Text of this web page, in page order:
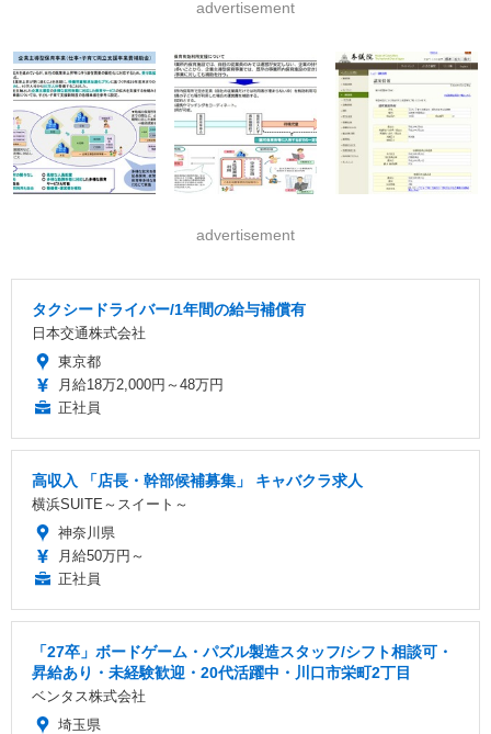
advertisement
advertisement
タクシードライバー/1年間の給与補償有
日本交通株式会社
東京都
月給18万2,000円～48万円
正社員
高収入 「店長・幹部候補募集」 キャバクラ求人
横浜SUITE～スイート～
神奈川県
月給50万円～
正社員
「27卒」ボードゲーム・パズル製造スタッフ/シフト相談可・
昇給あり・未経験歓迎・20代活躍中・川口市栄町2丁目
ベンタス株式会社
埼玉県